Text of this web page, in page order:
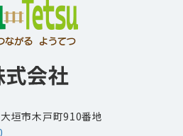
垣市木戸町910番地